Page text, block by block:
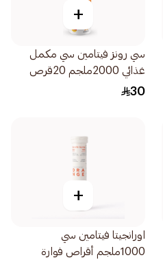
+
سي رونز فيتامين سي مكمل
غذائي 2000ملجم 20قرص
30
+
اورانجيتا فيتامين سي
1000ملجم أقراص فوارة